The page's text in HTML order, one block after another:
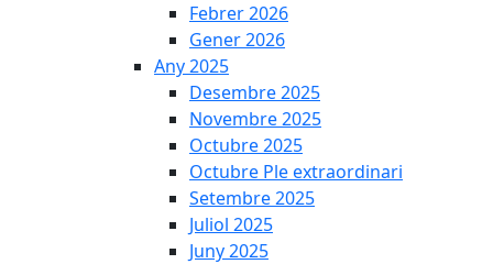
Febrer 2026
Gener 2026
Any 2025
Desembre 2025
Novembre 2025
Octubre 2025
Octubre Ple extraordinari
Setembre 2025
Juliol 2025
Juny 2025